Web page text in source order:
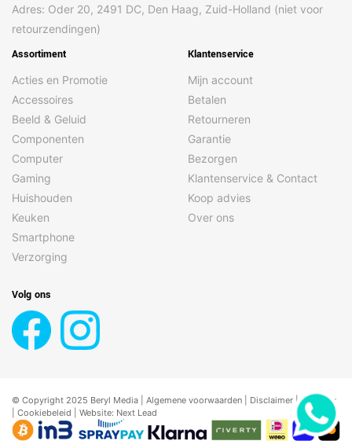
Adres: Oder 20, 2491 DC, Den Haag, Zuid-Holland (niet voor
retourzendingen)
Assortiment
Acties en Promotie
Accessoires
Beeld & Geluid
Componenten
Computer
Gaming
Huishouden
Keuken
Smartphone
Verzorging
Klantenservice
Mijn account
Betalen
Retourneren
Garantie
Bezorgen
Klantenservice & Contact
Koop advies
Over ons
Volg ons
© Copyright 2025 Beryl Media | Algemene voorwaarden Disclaimer | |Privacy
Cookiebeleid | Website: Next Lead